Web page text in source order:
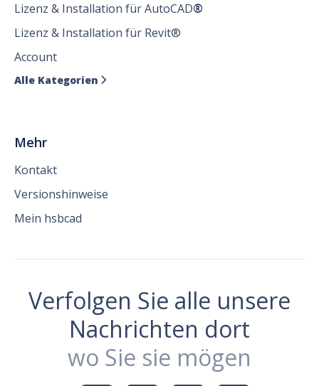
Lizenz & Installation für AutoCAD®
Lizenz & Installation für Revit®
Account
Alle Kategorien 
Mehr
Kontakt
Versionshinweise
Mein hsbcad
Verfolgen Sie alle unsere
Nachrichten dort
wo Sie sie mögen